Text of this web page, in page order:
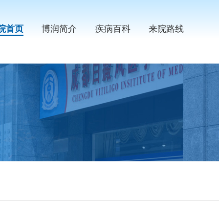
首页 博润简介 疾病百科 来院路线